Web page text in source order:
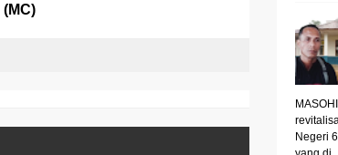
(MC)
Negeri